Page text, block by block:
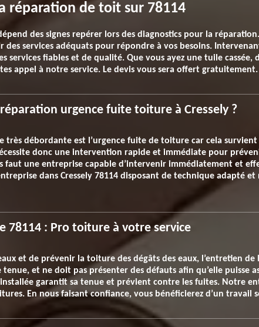
réparation de toit sur 78114
des signes repérer lors des diagnostics pour la
des services adéquats pour répondre à vos besoins.
services fiables et de qualité. Que vous ayez une tuile cassée,
appel à notre service. Le devis vous sera offert gratuitement.
urgence fuite toiture à Cressely ?
très débordante est l’urgence fuite de toiture car cela
donc une intervention rapide et immédiate pour
faut une entreprise capable d’intervenir immédiatement et
dans Cressely 78114 disposant de technique adapté
78114 : Pro toiture à votre service
et de prévenir la toiture des dégâts des eaux, l’entretien
et ne doit pas présenter des défauts afin qu’elle puisse
garantit sa tenue et prévient contre les fuites. Notre
En nous faisant confiance, vous bénéficierez d’un travail